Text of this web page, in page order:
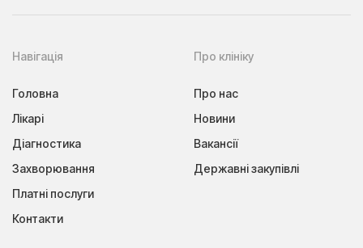
Навігація
Головна
Лікарі
Діагностика
Захворювання
Платні послуги
Контакти
Про клініку
Про нас
Новини
Вакансії
Державні закупівлі